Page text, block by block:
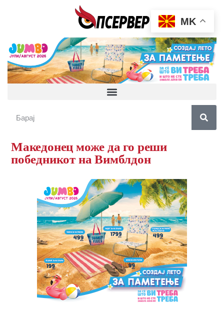
Македонец може да го реши
победникот на Вимблдон
MK